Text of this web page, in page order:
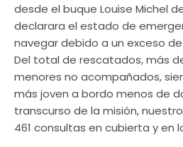
desde el buque Louise Michel
declarara el estado de
navegar debido a un exceso
Del total de rescatados, más
menores no acompañados,
más joven a bordo menos de
transcurso de la misión,
461 consultas en cubierta y en